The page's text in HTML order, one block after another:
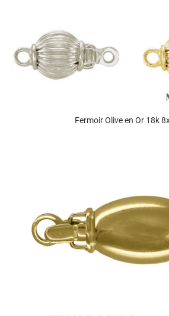
Fermoir Olive en Or 18k